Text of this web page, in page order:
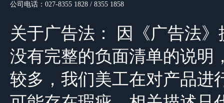
公司电话：027-8355 1828 / 8355 1858
关于广告法： 因《广告法
没有完整的负面清单的说明
较多，我们美工在对产品进